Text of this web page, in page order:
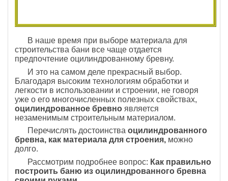
В наше время при выборе материала для
строительства бани все чаще отдается
предпочтение оцилиндрованному бревну.
И это на самом деле прекрасный выбор.
Благодаря высоким технологиям обработки и
легкости в использовании и строении, не говоря
уже о его многочисленных полезных свойствах,
оцилиндрованное бревно является
незаменимым строительным материалом.
Перечислять достоинства оцилиндрованного
бревна, как материала для строения,можно
долго.
Рассмотрим подробнее вопрос: Как правильно
построить баню из оцилиндрованного бревна